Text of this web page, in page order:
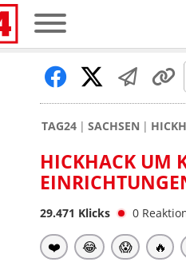
TAG24 SACHSEN
HICKHACK UM
29.471 Klicks 0
❤️ 😂 😱 🔥